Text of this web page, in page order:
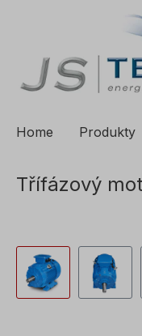
Home Produkty
Třífázový